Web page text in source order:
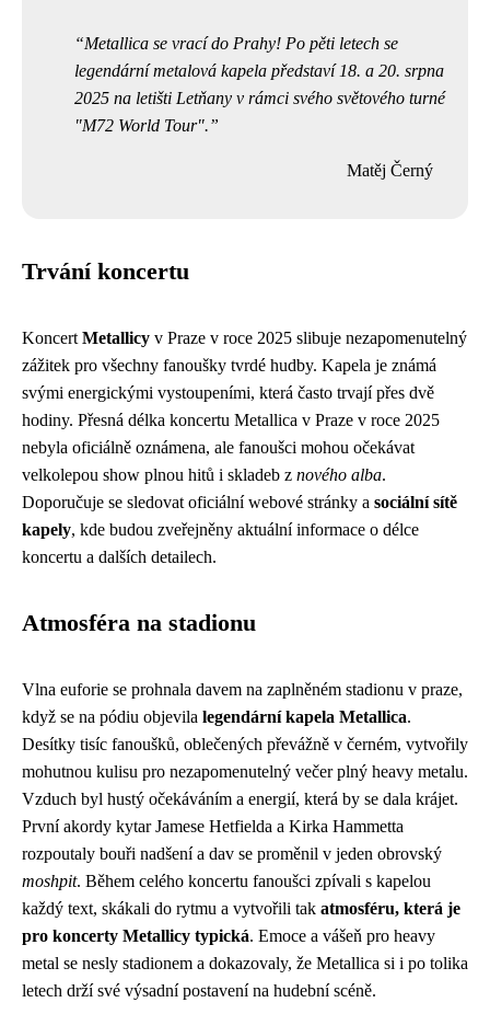
Metallica se vrací do Prahy! Po pěti letech se
legendární metalová kapela představí 18. a 20. srpna
2025 na letišti Letňany v rámci svého světového turné
"M72 World Tour".
Matěj Černý
Trvání koncertu
Koncert Metallicy v Praze v roce 2025 slibuje nezapomenutelný
zážitek pro všechny fanoušky tvrdé hudby. Kapela je známá
svými energickými vystoupeními, která často trvají přes dvě
hodiny. Přesná délka koncertu Metallica v Praze v roce 2025
nebyla oficiálně oznámena, ale fanoušci mohou očekávat
velkolepou show plnou hitů i skladeb z nového alba.
Doporučuje se sledovat oficiální webové stránky a sociální sítě
kapely, kde budou zveřejněny aktuální informace o délce
koncertu a dalších detailech.
Atmosféra na stadionu
Vlna euforie se prohnala davem na zaplněném stadionu v praze,
když se na pódiu objevila legendární kapela Metallica.
Desítky tisíc fanoušků, oblečených převážně v černém, vytvořily
mohutnou kulisu pro nezapomenutelný večer plný heavy metalu.
Vzduch byl hustý očekáváním a energií, která by se dala krájet.
První akordy kytar Jamese Hetfielda a Kirka Hammetta
rozpoutaly bouři nadšení a dav se proměnil v jeden obrovský
moshpit. Během celého koncertu fanoušci zpívali s kapelou
každý text, skákali do rytmu a vytvořili tak atmosféru, která je
pro koncerty Metallicy typická. Emoce a vášeň pro heavy
metal se nesly stadionem a dokazovaly, že Metallica si i po tolika
letech drží své výsadní postavení na hudební scéně.